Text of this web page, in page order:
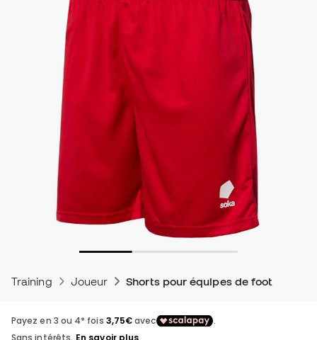
Training Joueur Shorts pour équipes de foot